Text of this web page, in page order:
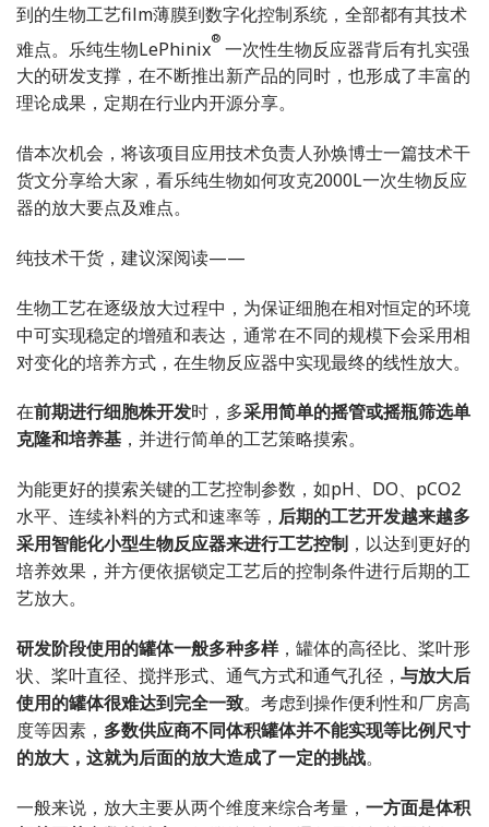
到的生物工艺film薄膜到数字化控制系统，全部都有其技术
难点。乐纯生物LePhinix® 一次性生物反应器背后有扎实强
大的研发支撑，在不断推出新产品的同时，也形成了丰富的
理论成果，定期在行业内开源分享。
借本次机会，将该项目应用技术负责人孙焕博士一篇技术干
货文分享给大家，看乐纯生物如何攻克2000L一次生物反应
器的放大要点及难点。
纯技术干货，建议深阅读——
生物工艺在逐级放大过程中，为保证细胞在相对恒定的环境
中可实现稳定的增殖和表达，通常在不同的规模下会采用相
对变化的培养方式，在生物反应器中实现最终的线性放大。
在前期进行细胞株开发时，多采用简单的摇管或摇瓶筛选单
克隆和培养基 ，并进行简单的工艺策略摸索。
为能更好的摸索关键的工艺控制参数，如pH、DO、pCO2
水平、连续补料的方式和速率等， 后期的工艺开发越来越多
采用智能化小型生物反应器来进行工艺控制 ，以达到更好的
培养效果，并方便依据锁定工艺后的控制条件进行后期的工
艺放大。
研发阶段使用的罐体一般多种多样，罐体的高径比、桨叶形
状、桨叶直径、搅拌形式、通气方式和通气孔径， 与放大后
使用的罐体很难达到完全一致。考虑到操作便利性和厂房高
度等因素， 多数供应商不同体积罐体并不能实现等比例尺寸
的放大，这就为后面的放大造成了一定的挑战。
一般来说，放大主要从两个维度来综合考量， 一方面是体积